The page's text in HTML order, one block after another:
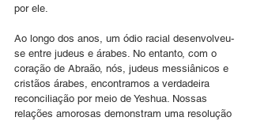
por ele.
Ao longo dos anos, um ódio racial desenvolveu-
se entre judeus e árabes. No entanto, com o
coração de Abraão, nós, judeus messiânicos e
cristãos árabes, encontramos a verdadeira
reconciliação por meio de Yeshua. Nossas
relações amorosas demonstram uma resolução